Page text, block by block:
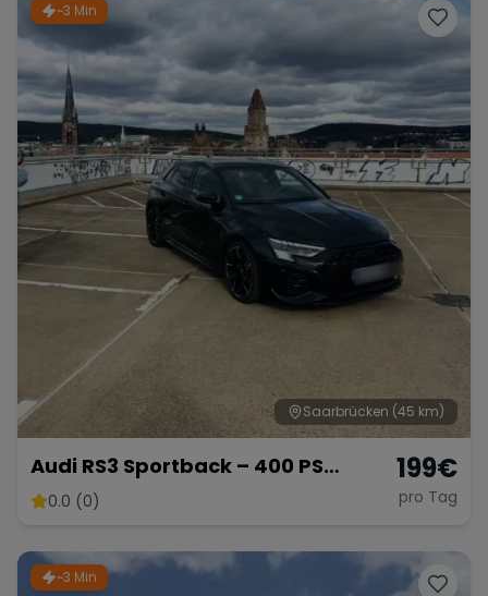
~3 Min
Saarbrücken (45 km)
Audi RS3 Sportback – 400 PS
Kompaktsportler
0.0 (0)
199€
pro Tag
~3 Min